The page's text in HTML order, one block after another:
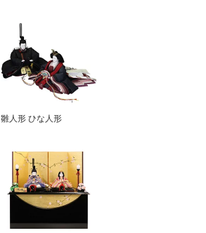
器 プレゼント キッズ
雛人形 ひな人形